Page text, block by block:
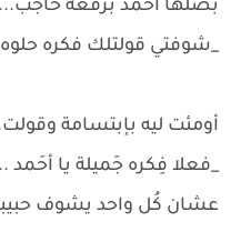
بَصلها احمد برفعة حاجب...
_شوفتي قولتلك فكره
أومئت ليه بإبتسامة
_فعلا فِكره جَميلة يا أحَمد
عشان كُل واحد يشوف